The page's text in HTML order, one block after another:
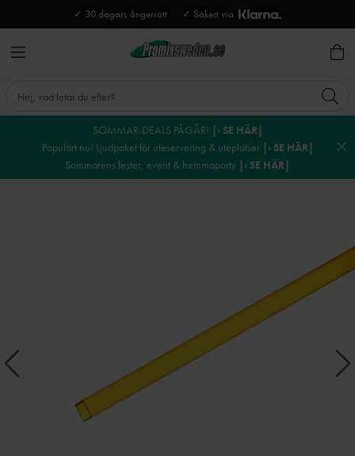
✓ 30 dagars ångerrätt ✓ Säkert via
SOMMAR-DEALS PÅGÅR! |› SE HÄR|
Populärt nu! Ljudpaket för uteservering & uteplatser |› SE HÄR|
Sommarens fester, event & hemmaparty |› SE HÄR|